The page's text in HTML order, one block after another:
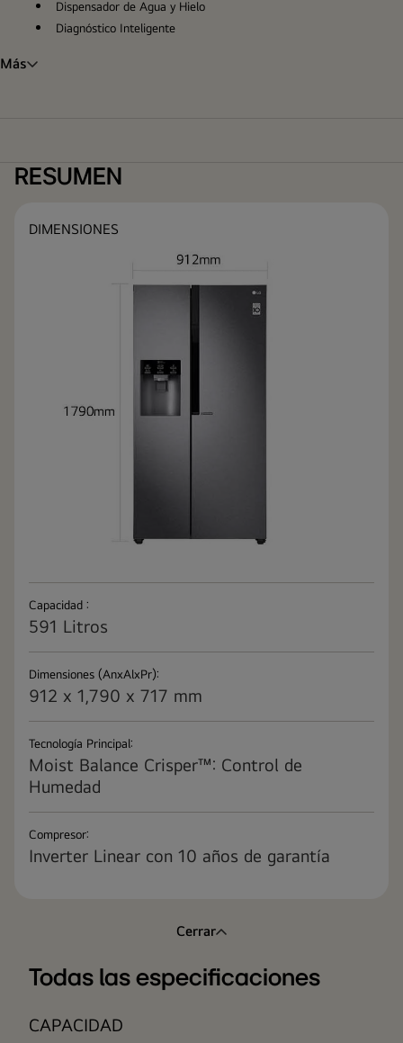
Dispensador de Agua y Hielo
Diagnóstico Inteligente
Más
RESUMEN
DIMENSIONES
Capacidad :
591 Litros
Dimensiones (AnxAlxPr):
912 x 1,790 x 717 mm
Tecnología Principal:
Moist Balance Crisper™: Control de
Humedad
Compresor:
Inverter Linear con 10 años de garantía
Cerrar
Todas las especificaciones
CAPACIDAD